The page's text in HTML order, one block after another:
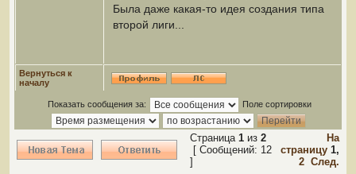
Была даже какая-то идея создания типа
второй лиги...
Вернуться к
началу
Показать сообщения за: Поле сортировки
Страница 1 из 2
[ Сообщений: 12
]
На
страницу 1,
2 След.